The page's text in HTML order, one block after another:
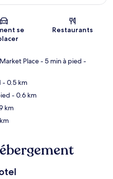
Carte
se
Restaurants
Place- 5 min à pied -
- 0.5 km
- 0.6 km
km